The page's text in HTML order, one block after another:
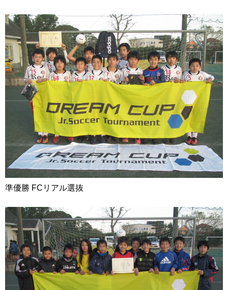
準優勝 FCリアル選抜